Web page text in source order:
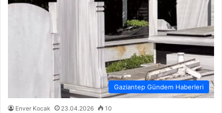
Gaziantep Gündem Haberleri
Enver Kocak 23.04.2026 10